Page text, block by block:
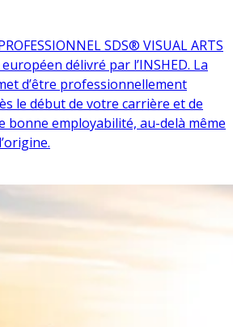
SDS® VISUAL ARTS
délivré par l’INSHED. La
d’être professionnellement
le début de votre carrière et de
bonne employabilité, au-delà même